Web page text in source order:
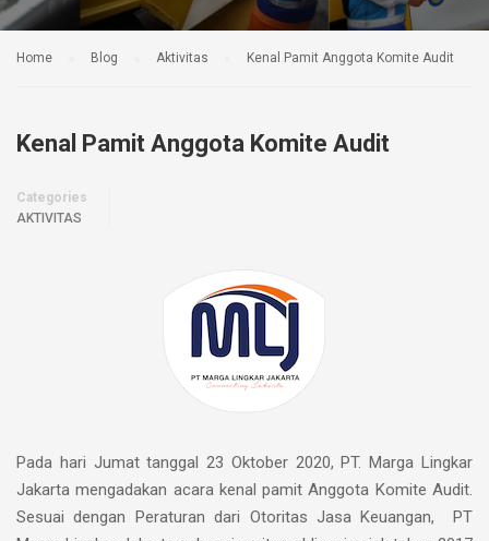
Home Blog Aktivitas Kenal Pamit Anggota Komite Audit
Kenal Pamit Anggota Komite Audit
Categories
AKTIVITAS
Pada hari Jumat tanggal 23 Oktober 2020, PT. Marga Lingkar
Jakarta mengadakan acara kenal pamit Anggota Komite Audit.
Sesuai dengan Peraturan dari Otoritas Jasa Keuangan, PT